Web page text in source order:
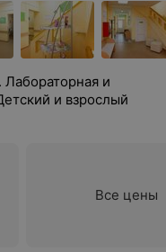
и
и взрослый
Все цены